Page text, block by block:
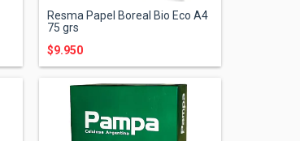
Resma Papel Boreal Bio Eco A4
75 grs
$9.950